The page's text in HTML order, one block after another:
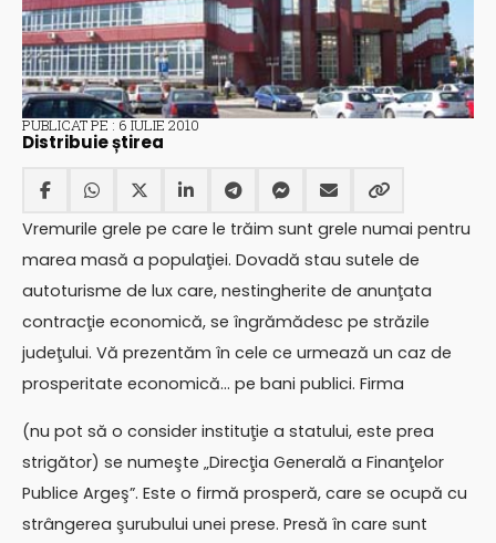
PUBLICAT PE : 6 IULIE 2010
Distribuie știrea
Vremurile grele pe care le trăim sunt grele numai pentru
marea masă a populaţiei. Dovadă stau sutele de
autoturisme de lux care, nestingherite de anunţata
contracţie economică, se îngrămădesc pe străzile
judeţului. Vă prezentăm în cele ce urmează un caz de
prosperitate economică… pe bani publici. Firma
(nu pot să o consider instituţie a statului, este prea
strigător) se numeşte „Direcţia Generală a Finanţelor
Publice Argeş”. Este o firmă prosperă, care se ocupă cu
strângerea şurubului unei prese. Presă în care sunt